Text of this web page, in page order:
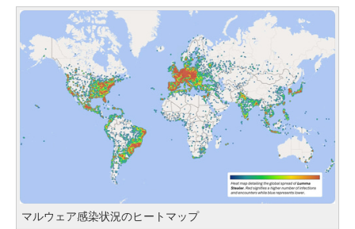
マルウェア感染状況のヒートマップ